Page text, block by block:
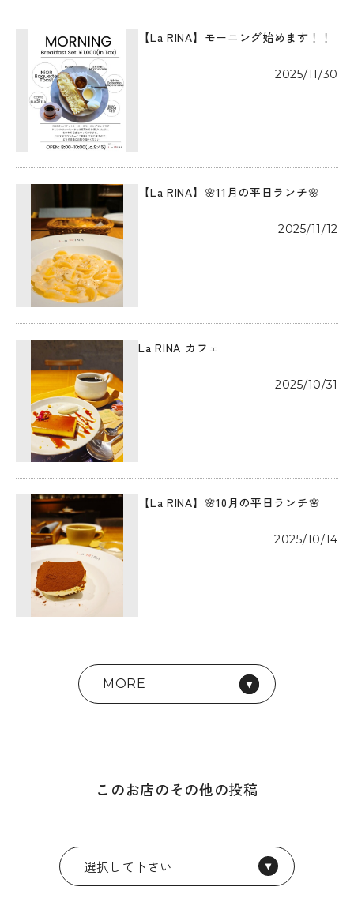
【La RINA】モーニング始めます！！
2025/11/30
【La RINA】🌸11月の平日ランチ🌸
2025/11/12
La RINA カフェ
2025/10/31
【La RINA】🌸10月の平日ランチ🌸
2025/10/14
MORE
このお店のその他の投稿